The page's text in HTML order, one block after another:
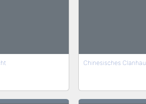
Chinesisches